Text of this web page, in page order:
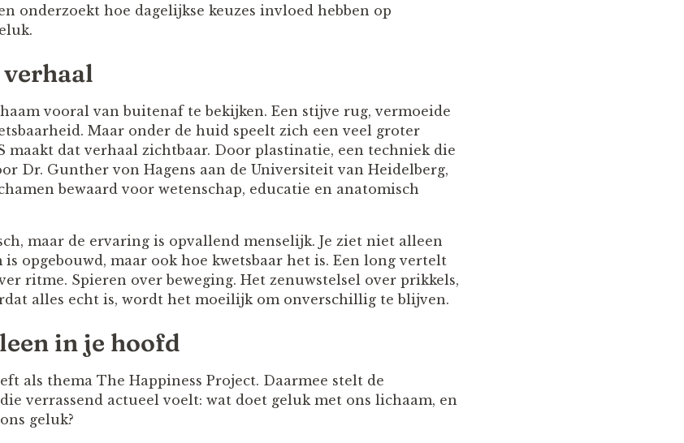
onderzoekt hoe dagelijkse keuzes invloed hebben op
vooral van buitenaf te bekijken. Een stijve rug, vermoeide
Maar onder de huid speelt zich een veel groter
maakt dat verhaal zichtbaar. Door plastinatie, een techniek die
Dr. Gunther von Hagens aan de Universiteit van Heidelberg,
bewaard voor wetenschap, educatie en anatomisch
maar de ervaring is opvallend menselijk. Je ziet niet alleen
opgebouwd, maar ook hoe kwetsbaar het is. Een long vertelt
ritme. Spieren over beweging. Het zenuwstelsel over prikkels,
alles echt is, wordt het moeilijk om onverschillig te blijven.
in je hoofd
als thema The Happiness Project. Daarmee stelt de
verrassend actueel voelt: wat doet geluk met ons lichaam, en
geluk?